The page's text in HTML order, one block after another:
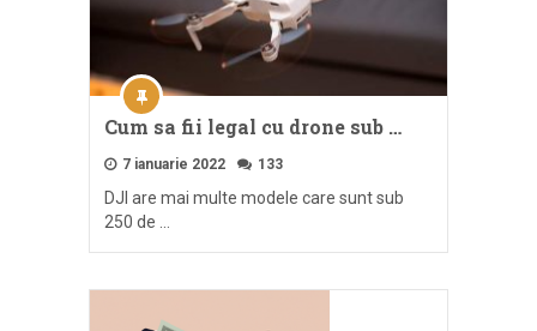
Cum sa fii legal cu drone sub …
7 ianuarie 2022 133
DJI are mai multe modele care sunt sub
250 de …